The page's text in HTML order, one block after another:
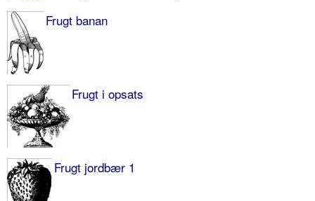
Frugt banan
Frugt i opsats
Frugt jordbær 1